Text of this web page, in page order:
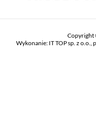
Copyright
Wykonanie: IT TOP sp. z o.o. ,